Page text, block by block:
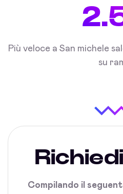
Più veloce a San michele
su
Compilando il